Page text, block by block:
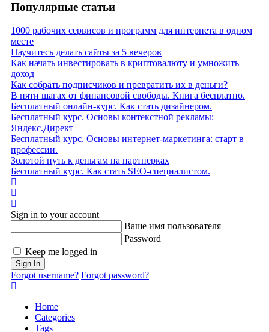
Популярные статьи
1000 рабочих сервисов и программ для интернета в одном
месте
Научитесь делать сайты за 5 вечеров
Как начать инвестировать в криптовалюту и умножить
доход
Как собрать подписчиков и превратить их в деньги?
В пяти шагах от финансовой свободы. Книга бесплатно.
Бесплатный онлайн-курс. Как стать дизайнером.
Бесплатный курс. Основы контекстной рекламы:
Яндекс.Директ
Бесплатный курс. Основы интернет-маркетинга: старт в
профессии.
Золотой путь к деньгам на партнерках
Бесплатный курс. Как стать SEO‑специалистом.
Sign in to your account
Ваше имя пользователя
Password
Keep me logged in
Sign In
Forgot username? Forgot password?
Home
Categories
Tags